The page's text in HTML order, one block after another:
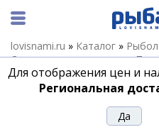
lovisnami.ru » Каталог »
Силиконовые приманки»
(Питерцов)»Поролоновая
UV (3шт/упак)
Поролоновая
175mm #222 UV
Для отображения цен и
Региональная